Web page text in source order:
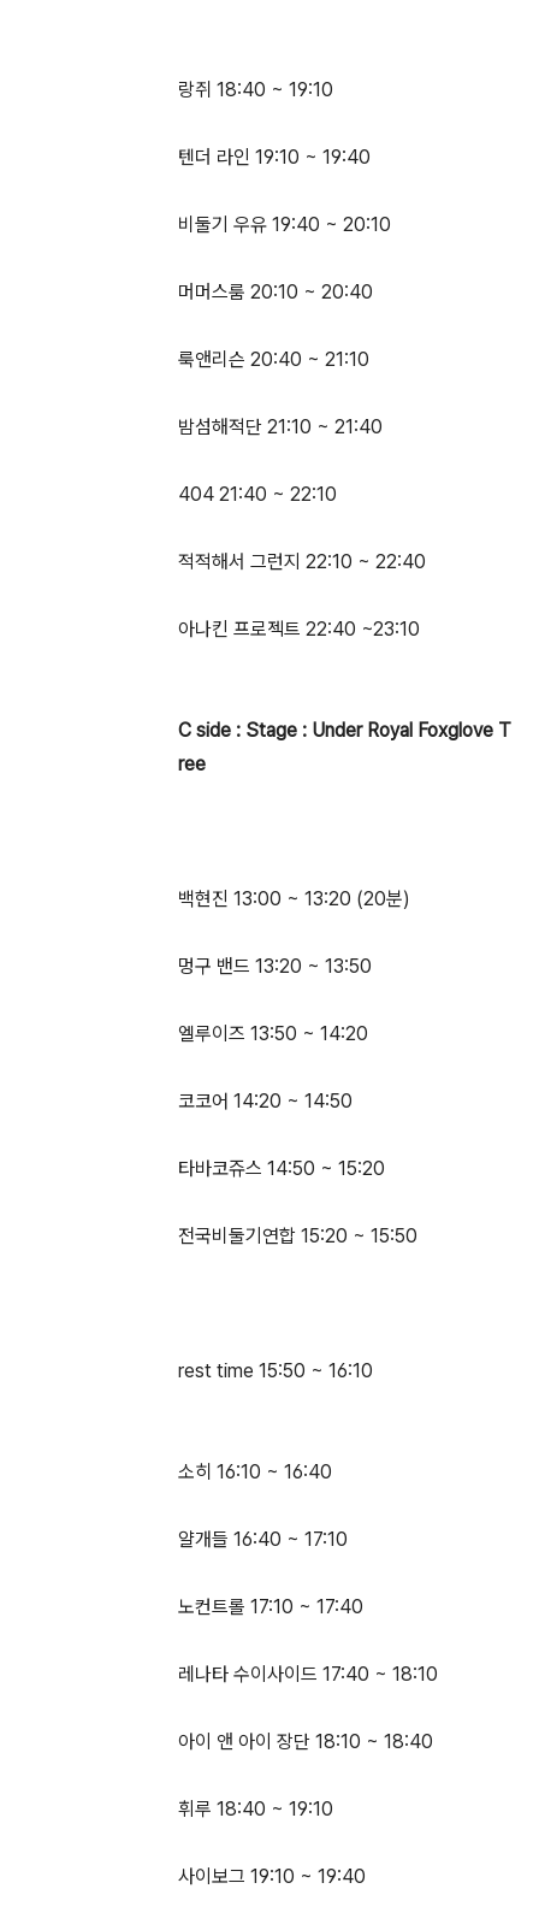
랑쥐 18:40 ~ 19:10
텐더 라인 19:10 ~ 19:40
비둘기 우유 19:40 ~ 20:10
머머스룸 20:10 ~ 20:40
룩앤리슨 20:40 ~ 21:10
밤섬해적단 21:10 ~ 21:40
404 21:40 ~ 22:10
적적해서 그런지 22:10 ~ 22:40
아나킨 프로젝트 22:40 ~23:10
C side : Stage : Under Royal Foxglove T
ree
백현진 13:00 ~ 13:20 (20분)
멍구 밴드 13:20 ~ 13:50
엘루이즈 13:50 ~ 14:20
코코어 14:20 ~ 14:50
타바코쥬스 14:50 ~ 15:20
전국비둘기연합 15:20 ~ 15:50
rest time 15:50 ~ 16:10
소히 16:10 ~ 16:40
얄개들 16:40 ~ 17:10
노컨트롤 17:10 ~ 17:40
레나타 수이사이드 17:40 ~ 18:10
아이 앤 아이 장단 18:10 ~ 18:40
휘루 18:40 ~ 19:10
사이보그 19:10 ~ 19:40